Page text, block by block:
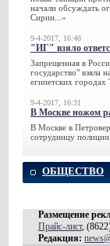
начали обсуждать
Сирии...»
9-4-2017, 16:46
"ИГ" взяло
Запрещенная в
государство" взяла
египетских городах
9-4-2017, 16:31
В Москве ножом
В Москве в
сотрудницу
ОБЩЕСТВО
Размещение
Прайс-лист,
Редакция: